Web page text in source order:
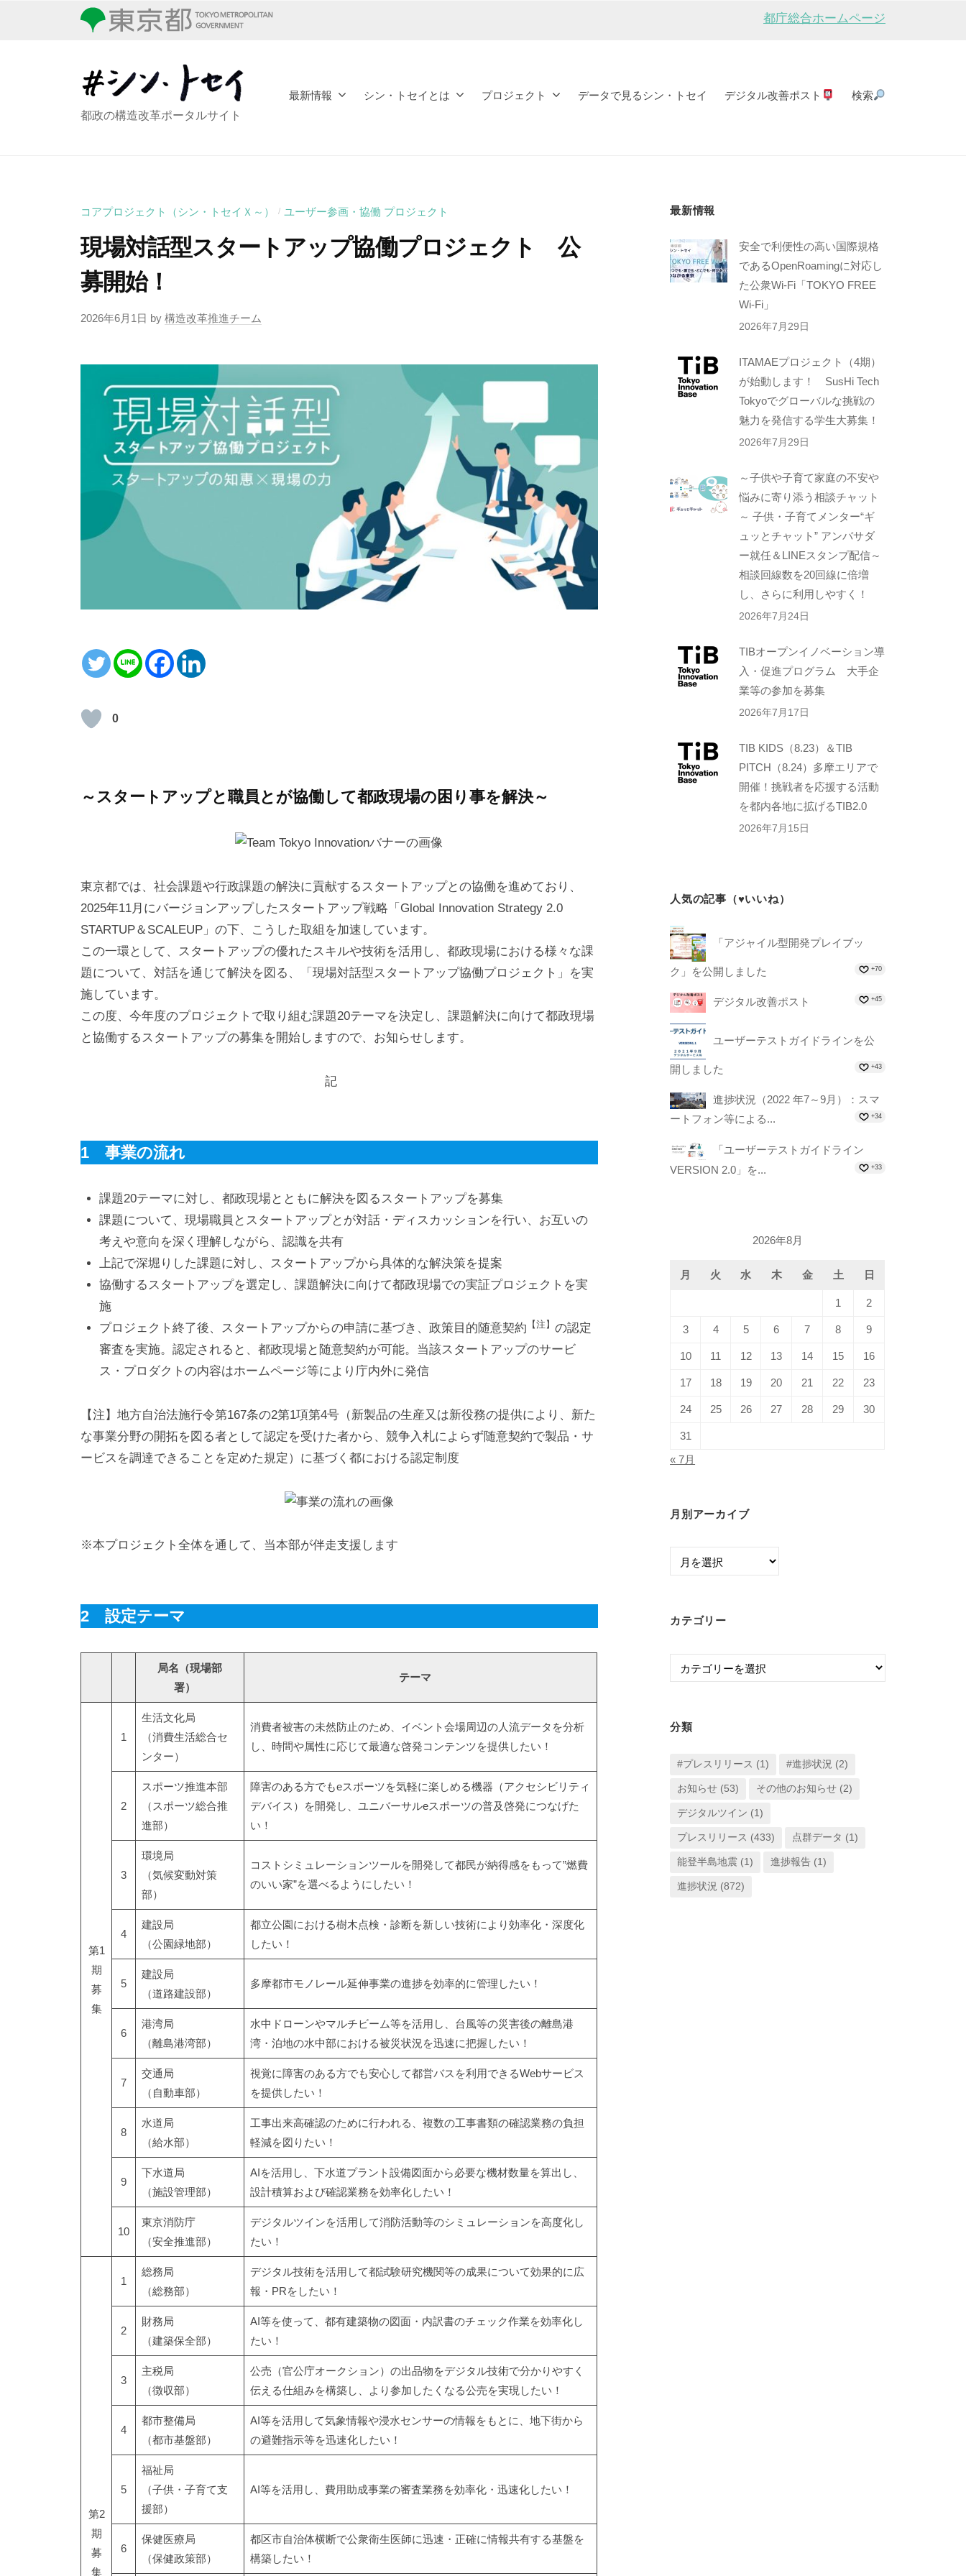
都庁総合ホームページ
シ
セ
イ
都政の構造改革ポータルサイト
最新情報 シン・トセイとは プロジェクト データで見るシン・トセイ デジタル改善ポスト 検索
コアプロジェクト（シン・トセイＸ～） / ユーザー参画・協働 プロジェクト
現場対話型スタートアップ協働プロジェクト 公
募開始！
2026年6月1日 by 構造改革推進チーム
0
～スタートアップと職員とが協働して都政現場の困り事を解決～
東京都では、社会課題や行政課題の解決に貢献するスタートアップとの協働を進めており、
2025年11月にバージョンアップしたスタートアップ戦略「Global Innovation Strategy 2.0
STARTUP＆SCALEUP」の下、こうした取組を加速しています。
この一環として、スタートアップの優れたスキルや技術を活用し、都政現場における様々な課
題について、対話を通じて解決を図る、「現場対話型スタートアップ協働プロジェクト」を実
施しています。
この度、今年度のプロジェクトで取り組む課題20テーマを決定し、課題解決に向けて都政現場
と協働するスタートアップの募集を開始しますので、お知らせします。
記
1 事業の流れ
課題20テーマに対し、都政現場とともに解決を図るスタートアップを募集
課題について、現場職員とスタートアップとが対話・ディスカッションを行い、お互いの
考えや意向を深く理解しながら、認識を共有
上記で深堀りした課題に対し、スタートアップから具体的な解決策を提案
協働するスタートアップを選定し、課題解決に向けて都政現場での実証プロジェクトを実
施
プロジェクト終了後、スタートアップからの申請に基づき、政策目的随意契約 【注】 の認定
審査を実施。認定されると、都政現場と随意契約が可能。当該スタートアップのサービ
ス・プロダクトの内容はホームページ等により庁内外に発信
【注】地方自治法施行令第167条の2第1項第4号（新製品の生産又は新役務の提供により、新た
な事業分野の開拓を図る者として認定を受けた者から、競争入札によらず随意契約で製品・サ
ービスを調達できることを定めた規定）に基づく都における認定制度
※本プロジェクト全体を通して、当本部が伴走支援します
2 設定テーマ
局名（現場部
署）
テーマ
第1
期
募
集
1
生活文化局
（消費生活総合セ
ンター）
消費者被害の未然防止のため、イベント会場周辺の人流データを分析
し、時間や属性に応じて最適な啓発コンテンツを提供したい！
2
スポーツ推進本部
（スポーツ総合推
進部）
障害のある方でもeスポーツを気軽に楽しめる機器（アクセシビリティ
デバイス）を開発し、ユニバーサルeスポーツの普及啓発につなげた
い！
3
環境局
（気候変動対策
部）
コストシミュレーションツールを開発して都民が納得感をもって”燃費
のいい家”を選べるようにしたい！
4
建設局
（公園緑地部）
都立公園における樹木点検・診断を新しい技術により効率化・深度化
したい！
5
建設局
（道路建設部）
多摩都市モノレール延伸事業の進捗を効率的に管理したい！
6
港湾局
（離島港湾部）
水中ドローンやマルチビーム等を活用し、台風等の災害後の離島港
湾・泊地の水中部における被災状況を迅速に把握したい！
7
交通局
（自動車部）
視覚に障害のある方でも安心して都営バスを利用できるWebサービス
を提供したい！
8
水道局
（給水部）
工事出来高確認のために行われる、複数の工事書類の確認業務の負担
軽減を図りたい！
9
下水道局
（施設管理部）
AIを活用し、下水道プラント設備図面から必要な機材数量を算出し、
設計積算および確認業務を効率化したい！
10
東京消防庁
（安全推進部）
デジタルツインを活用して消防活動等のシミュレーションを高度化し
たい！
第2
期
募
集
1
総務局
（総務部）
デジタル技術を活用して都試験研究機関等の成果について効果的に広
報・PRをしたい！
2
財務局
（建築保全部）
AI等を使って、都有建築物の図面・内訳書のチェック作業を効率化し
たい！
3
主税局
（徴収部）
公売（官公庁オークション）の出品物をデジタル技術で分かりやすく
伝える仕組みを構築し、より参加したくなる公売を実現したい！
4
都市整備局
（都市基盤部）
AI等を活用して気象情報や浸水センサーの情報をもとに、地下街から
の避難指示等を迅速化したい！
5
福祉局
（子供・子育て支
援部）
AI等を活用し、費用助成事業の審査業務を効率化・迅速化したい！
6
保健医療局
（保健政策部）
都区市自治体横断で公衆衛生医師に迅速・正確に情報共有する基盤を
構築したい！
最新情報
安全で利便性の高い国際規格
であるOpenRoamingに対応し
た公衆Wi-Fi「TOKYO FREE
Wi-Fi」
2026年7月29日
ITAMAEプロジェクト（4期）
が始動します！ SusHi Tech
Tokyoでグローバルな挑戦の
魅力を発信する学生大募集！
2026年7月29日
～子供や子育て家庭の不安や
悩みに寄り添う相談チャット
～ 子供・子育てメンター“ギ
ュッとチャット” アンバサダ
ー就任＆LINEスタンプ配信～
相談回線数を20回線に倍増
し、さらに利用しやすく！
2026年7月24日
TIBオープンイノベーション導
入・促進プログラム 大手企
業等の参加を募集
2026年7月17日
TIB KIDS（8.23）＆TIB
PITCH（8.24）多摩エリアで
開催！挑戦者を応援する活動
を都内各地に拡げるTIB2.0
2026年7月15日
人気の記事（♥いいね）
「アジャイル型開発プレイブッ
ク」を公開しました +70
デジタル改善ポスト +45
ユーザーテストガイドラインを公
開しました +43
進捗状況（2022 年7～9月）：スマ
ートフォン等による...
+34
「ユーザーテストガイドライン
VERSION 2.0」を...
+33
2026年8月
月 火 水 木 金 土 日
1 2
3 4 5 6 7 8 9
10 11 12 13 14 15 16
17 18 19 20 21 22 23
24 25 26 27 28 29 30
31
« 7月
月別アーカイブ
月
カ
カテゴリー
カ
ー
分類
#プレスリリース (1) #進捗状況 (2)
お知らせ (53) その他のお知らせ (2)
デジタルツイン (1)
プレスリリース (433) 点群データ (1)
能登半島地震 (1) 進捗報告 (1)
進捗状況 (872)
ン
セ
イ